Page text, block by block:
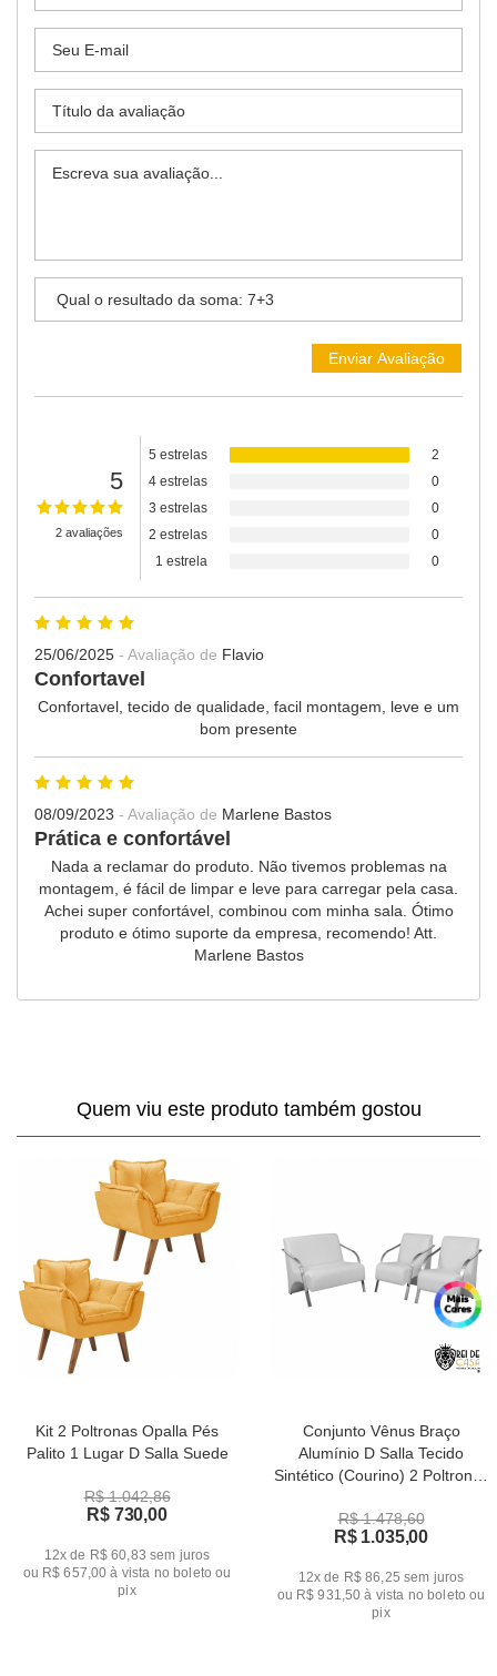
5
2 avaliações
5 estrelas
2
4 estrelas
0
3 estrelas
0
2 estrelas
0
1 estrela
0
25/06/2025 - Avaliação de Flavio
Confortavel
Confortavel, tecido de qualidade, facil montagem, leve e um
bom presente
08/09/2023 - Avaliação de Marlene Bastos
Prática e confortável
Nada a reclamar do produto. Não tivemos problemas na
montagem, é fácil de limpar e leve para carregar pela casa.
Achei super confortável, combinou com minha sala. Ótimo
produto e ótimo suporte da empresa, recomendo! Att.
Marlene Bastos
Quem viu este produto também gostou
Kit 2 Poltronas Opalla Pés
Palito 1 Lugar D Salla Suede
R$ 1.042,86
R$ 730,00
12x de R$ 60,83 sem juros
ou R$ 657,00 à vista no boleto ou
pix
Conjunto Vênus Braço
Alumínio D Salla Tecido
Sintético (Courino) 2 Poltronas
R$ 1.478,60
R$ 1.035,00
12x de R$ 86,25 sem juros
ou R$ 931,50 à vista no boleto ou
pix